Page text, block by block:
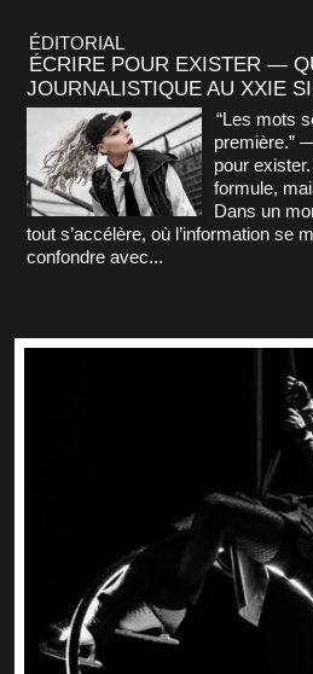
ÉDITORIAL
ÉCRIRE POUR EXISTER —
JOURNALISTIQUE AU XXIE
“Les mots
première.”
pour
formule,
Dans un
tout s’accélère, où l’information se
confondre avec...